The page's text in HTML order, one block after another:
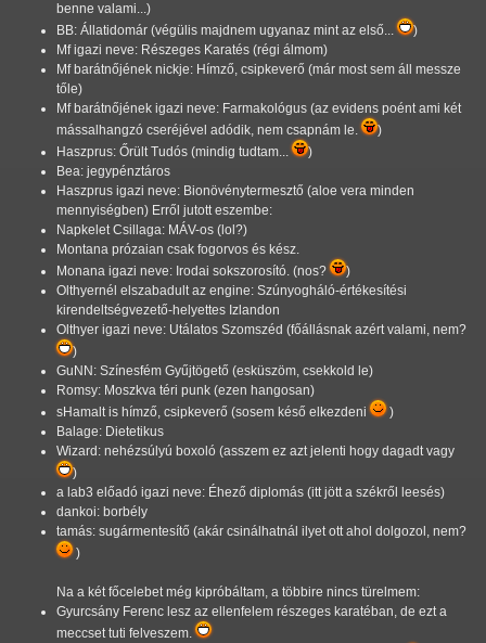
benne valami...)
BB: Állatidomár (végülis majdnem ugyanaz mint az első...
)
Mf igazi neve: Részeges Karatés (régi álmom)
Mf barátnőjének nickje: Hímző, csipkeverő (már most sem áll messze
tőle)
Mf barátnőjének igazi neve: Farmakológus (az evidens poént ami két
mássalhangzó cseréjével adódik, nem csapnám le.
)
Haszprus: Őrült Tudós (mindig tudtam...
)
Bea: jegypénztáros
Haszprus igazi neve: Bionövénytermesztő (aloe vera minden
mennyiségben) Erről jutott eszembe:
Napkelet Csillaga: MÁV-os (lol?)
Montana prózaian csak fogorvos és kész.
Monana igazi neve: Irodai sokszorosító. (nos?
)
Olthyernél elszabadult az engine: Szúnyogháló-értékesítési
kirendeltségvezető-helyettes Izlandon
Olthyer igazi neve: Utálatos Szomszéd (főállásnak azért valami, nem?
)
GuNN: Színesfém Gyűjtögető (esküszöm, csekkold le)
Romsy: Moszkva téri punk (ezen hangosan)
sHamalt is hímző, csipkeverő (sosem késő elkezdeni
)
Balage: Dietetikus
Wizard: nehézsúlyú boxoló (asszem ez azt jelenti hogy dagadt vagy
)
a lab3 előadó igazi neve: Éhező diplomás (itt jött a székről leesés)
dankoi: borbély
tamás: sugármentesítő (akár csinálhatnál ilyet ott ahol dolgozol, nem?
)
Na a két főcelebet még kipróbáltam, a többire nincs türelmem:
Gyurcsány Ferenc lesz az ellenfelem részeges karatéban, de ezt a
meccset tuti felveszem.